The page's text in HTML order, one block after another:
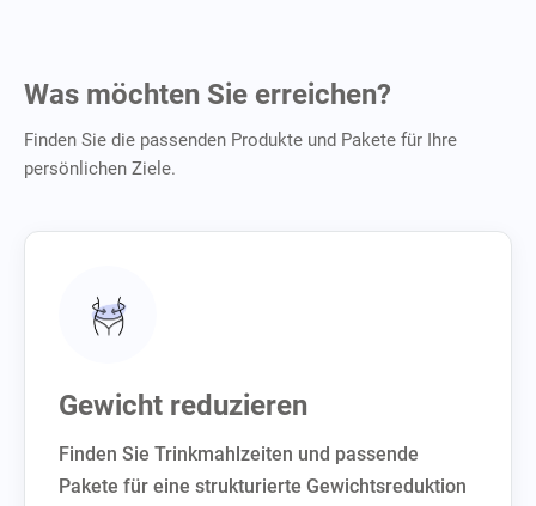
Was möchten Sie erreichen?
Finden Sie die passenden Produkte und Pakete für Ihre
persönlichen Ziele.
Gewicht reduzieren
Finden Sie Trinkmahlzeiten und passende
Pakete für eine strukturierte Gewichtsreduktion